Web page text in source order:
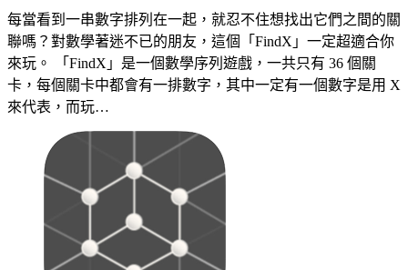
每當看到一串數字排列在一起，就忍不住想找出它們之間的關
聯嗎？對數學著迷不已的朋友，這個「FindX」一定超適合你
來玩。 「FindX」是一個數學序列遊戲，一共只有 36 個關
卡，每個關卡中都會有一排數字，其中一定有一個數字是用 X
來代表，而玩…